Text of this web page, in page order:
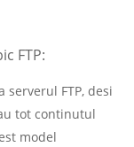
FTP:
FTP, desi
tot continutul
model